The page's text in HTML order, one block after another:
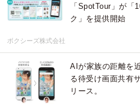
「SpotTour」が「
ク」を提供開始
ボクシーズ株式会社
AIが家族の距離を
る待受け画面共有
リース。